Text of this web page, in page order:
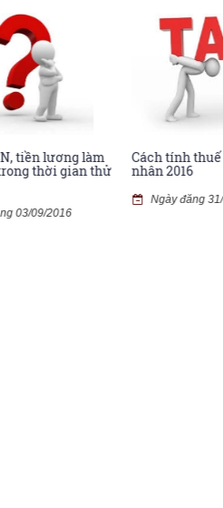
làm
thử
Cách tính thuế thu nhập cá
nhân 2016
Ngày đăng 31/08/2016